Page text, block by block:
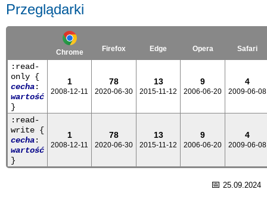
Przeglądarki
Chrome Firefox Edge Opera Safari
:read-
only {
cecha:
wartość
}
1
2008-12-11
78
2020-06-30
13
2015-11-12
9
2006-06-20
4
2009-06-08
:read-
write {
cecha:
wartość
}
1
2008-12-11
78
2020-06-30
13
2015-11-12
9
2006-06-20
4
2009-06-08
📅 25.09.2024